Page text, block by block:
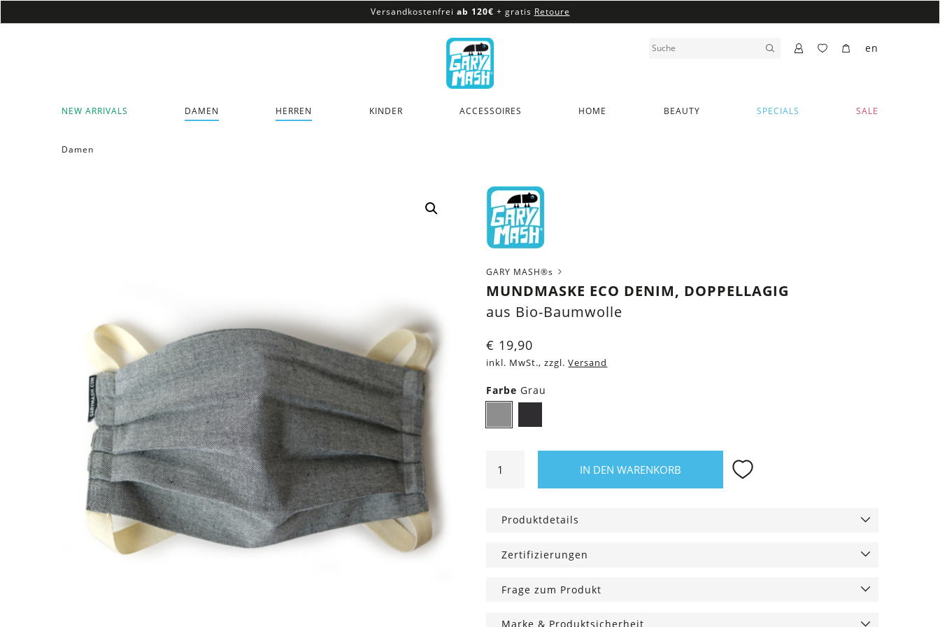
Versandkostenfrei ab 120€ + gratis Retoure
Versandkostenfreiab 120€
NEW ARRIVALS DAMEN HERREN KINDER ACCESSOIRES HOME BEAUTY SPECIALS SALE
en
Damen
GARY MASH®s
MUNDMASKE ECO DENIM, DOPPELLAGIG
aus Bio-Baumwolle
€ 19,90
inkl. MwSt., zzgl. Versand
Farbe Grau
Eco
Menge
IN DEN WARENKORB
Produktdetails
Zertifizierungen
Frage zum Produkt
Marke & Produktsicherheit